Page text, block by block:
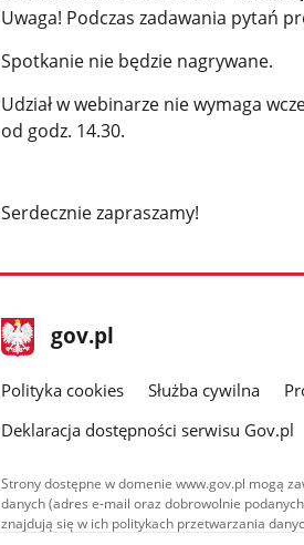
Uwaga! Podczas zadawania pytań
Spotkanie nie będzie nagrywane.
Udział w webinarze nie wymaga
od godz. 14.30.
Serdecznie zapraszamy!
stopka
gov.pl Strona
gov.pl
gov.pl
Polityka cookies Służba cywilna
Deklaracja dostępności serwisu Gov.pl
Strony dostępne w domenie www.gov.pl mogą
danych (adres e-mail oraz dobrowolnie
znajdują się w ich politykach przetwarzania